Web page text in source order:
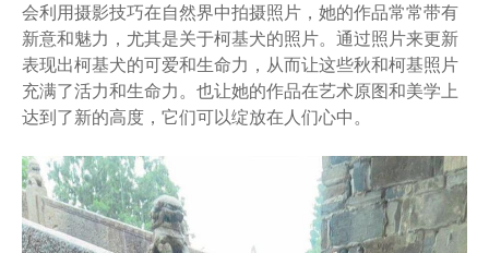
会利用摄影技巧在自然界中拍摄照片，她的作品常常带有
新意和魅力，尤其是关于柯基犬的照片。通过照片来更新
表现出柯基犬的可爱和生命力，从而让这些秋和柯基照片
充满了活力和生命力。也让她的作品在艺术原图和美学上
达到了新的高度，它们可以绽放在人们心中。